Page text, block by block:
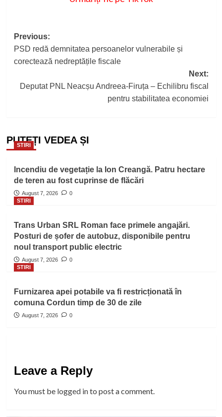
Post
navigation
Previous:
PSD redă demnitatea persoanelor vulnerabile și
corectează nedreptățile fiscale
Next:
Deputat PNL Neacșu Andreea-Firuța – Echilibru fiscal
pentru stabilitatea economiei
PUTEȚI VEDEA ȘI
STIRI
Incendiu de vegetație la Ion Creangă. Patru hectare
de teren au fost cuprinse de flăcări
August 7, 2026
0
STIRI
Trans Urban SRL Roman face primele angajări.
Posturi de șofer de autobuz, disponibile pentru
noul transport public electric
August 7, 2026
0
STIRI
Furnizarea apei potabile va fi restricționată în
comuna Cordun timp de 30 de zile
August 7, 2026 0
Leave a Reply
You must be logged into post a comment.